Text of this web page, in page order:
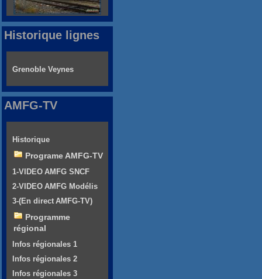
Historique lignes
Grenoble Veynes
AMFG-TV
Historique
Programe AMFG-TV
1-VIDEO AMFG SNCF
2-VIDEO AMFG Modélis
3-(En direct AMFG-TV)
Programme
régional
Infos régionales 1
Infos régionales 2
Infos régionales 3